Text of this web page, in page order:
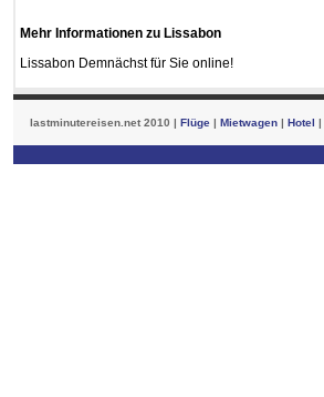
Mehr Informationen zu Lissabon
Lissabon Demnächst für Sie online!
lastminutereisen.net 2010 | Flüge | Mietwagen | Hotel |